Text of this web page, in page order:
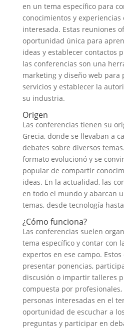
en un tema específico para
conocimientos y
interesada. Estas reuniones
oportunidad única para
ideas y establecer contactos
las conferencias son una
marketing y diseño web para
servicios y establecer la
su industria.
Origen
Las conferencias tienen su
Grecia, donde se llevaban a
debates sobre diversos
formato evolucionó y se
popular de compartir
ideas. En la actualidad, las
en todo el mundo y abarcan
temas, desde tecnología
¿Cómo funciona?
Las conferencias suelen
tema específico y contar con
expertos en ese campo.
presentar ponencias,
discusión o impartir talleres
compuesta por
personas interesadas en el
oportunidad de escuchar a
preguntas y participar en